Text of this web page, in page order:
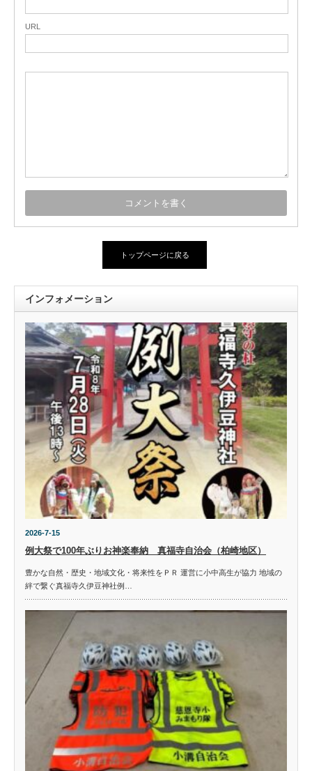
URL
トップページに戻る
インフォメーション
2026-7-15
例大祭で100年ぶりお神楽奉納 真福寺自治会（柏崎地区）
豊かな自然・歴史・地域文化・将来性をＰＲ 運営に小中高生が協力 地域の
絆で繋ぐ真福寺久伊豆神社例…